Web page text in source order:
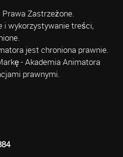
Zastrzeżone.
i wykorzystywanie treści,
jest chroniona prawnie.
- Akademia Animatora
prawnymi.